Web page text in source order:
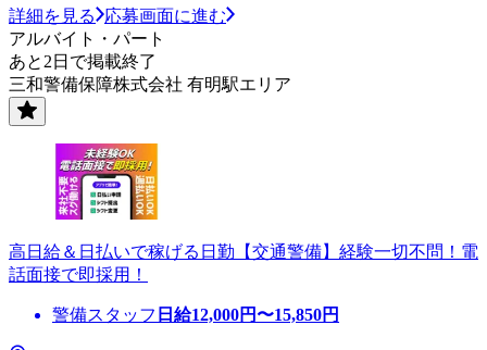
詳細を見る
応募画面に進む
アルバイト・パート
あと2日で掲載終了
三和警備保障株式会社 有明駅エリア
高日給＆日払いで稼げる日勤【交通警備】経験一切不問！電
話面接で即採用！
警備スタッフ 日給12,000円〜15,850円